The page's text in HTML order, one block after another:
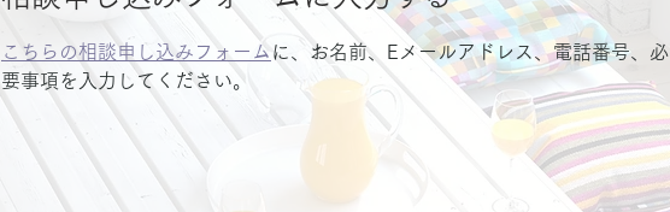
こちらの相談申し込みフォーム に、お名前、Eメールアドレス、電話番号、必
要事項を入力してください。